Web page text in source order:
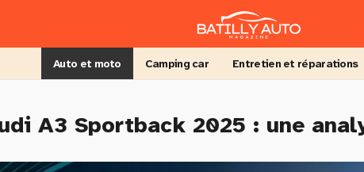
Auto et moto Camping car Entretien et réparations
A3 Sportback 2025 : une